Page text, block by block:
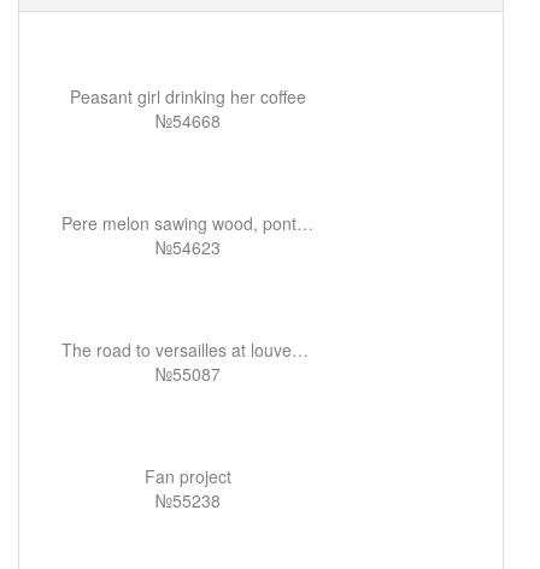
Peasant girl drinking her coffee
№54668
Pere melon sawing wood, pontoise
№54623
The road to versailles at louveciennes
№55087
Fan project
№55238